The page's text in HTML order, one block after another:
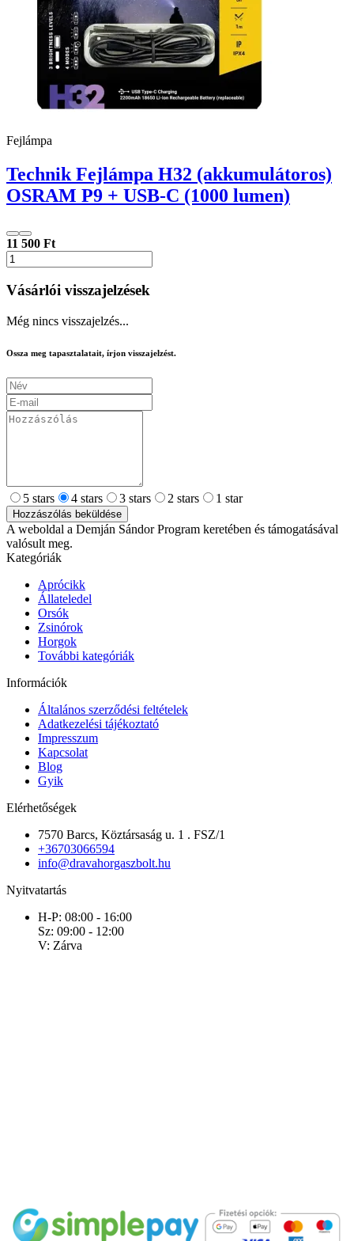
Fejlámpa
Technik Fejlámpa H32 (akkumulátoros)
OSRAM P9 + USB-C (1000 lumen)
11 500 Ft
Vásárlói visszajelzések
Még nincs visszajelzés...
Ossza meg tapasztalatait, írjon visszajelzést.
5 stars 4 stars 3 stars 2 stars 1 star
Hozzászólás beküldése
A weboldal a Demján Sándor Program keretében és támogatásával
valósult meg.
Kategóriák
Aprócikk
Állateledel
Orsók
Zsinórok
Horgok
További kategóriák
Információk
Általános szerződési feltételek
Adatkezelési tájékoztató
Impresszum
Kapcsolat
Blog
Gyik
Elérhetőségek
7570 Barcs, Köztársaság u. 1 . FSZ/1
+36703066594
info@dravahorgaszbolt.hu
Nyitvatartás
H-P: 08:00 - 16:00
Sz: 09:00 - 12:00
V: Zárva